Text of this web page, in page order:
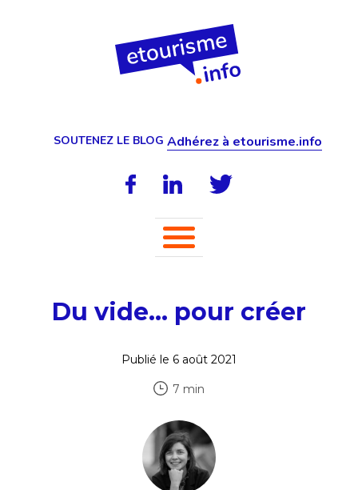
SOUTENEZ LE BLOG Adhérez à etourisme.info
Du vide… pour créer
Publié le 6 août 2021
7 min